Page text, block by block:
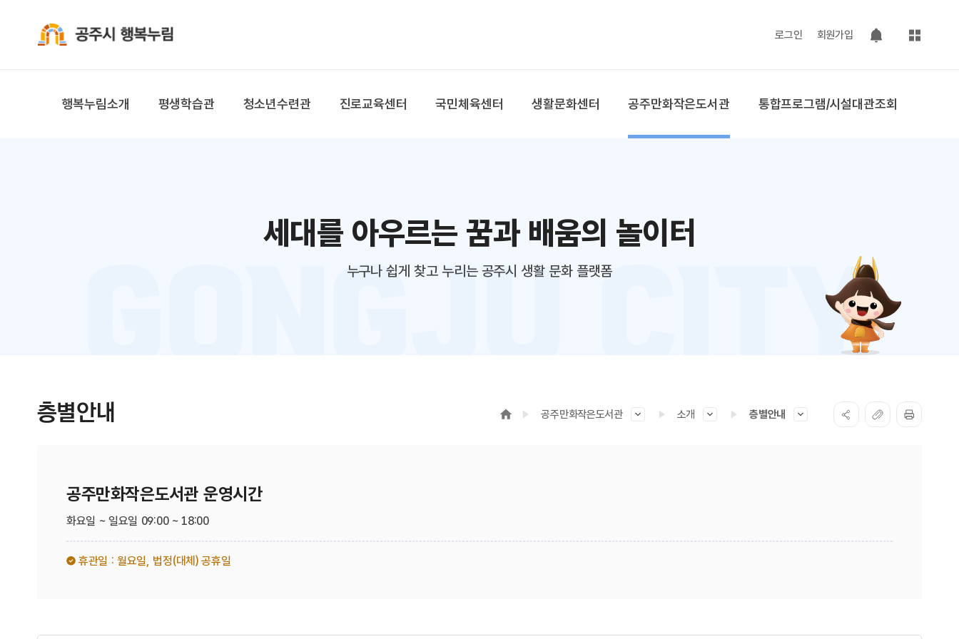
로그인 회원가입
팝업 열기
사이트맵
행복누림소개 평생학습관 청소년수련관 진로교육센터 국민체육센터 생활문화센터 공주만화작은도서관 통합프로그램/시설대관조회
세대를 아우르는 꿈과 배움의 놀이터
누구나 쉽게 찾고 누리는 공주시 생활 문화 플랫폼
층별안내 공주만화작은도서관 소개 층별안내
공주만화작은도서관 운영시간
화요일 ~ 일요일 09:00 ~ 18:00
휴관일 : 월요일, 법정(대체) 공휴일